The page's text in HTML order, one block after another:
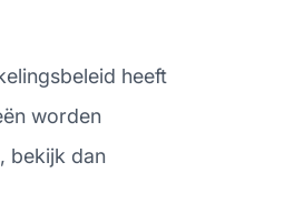
heeft
worden
bekijk dan